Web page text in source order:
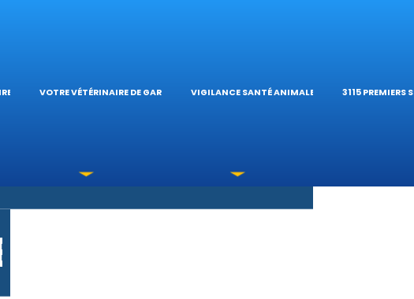
URGENCE?
VOTRE VÉTÉRINAIRE DE GARDE
L’HÔPITAL
VÉTÉRINAIRES DU
VIGILANCE SANTÉ ANIMALE
GUIDES
3115 PREMIERS